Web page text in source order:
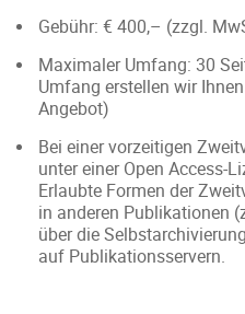
Gebühr: € 400,– (zzgl.
Maximaler Umfang: 30
Umfang erstellen wir
Angebot)
Bei einer vorzeitigen
unter einer Open Access-
Erlaubte Formen der
in anderen Publikationen
über die
auf Publikationsservern.